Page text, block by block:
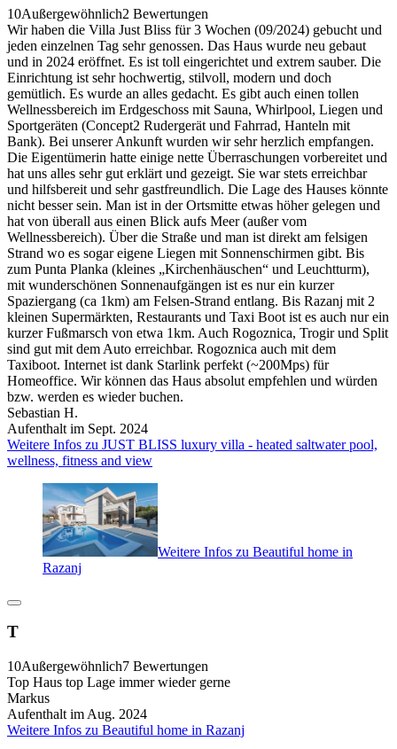
10Außergewöhnlich2 Bewertungen
Wir haben die Villa Just Bliss für 3 Wochen (09/2024) gebucht und
jeden einzelnen Tag sehr genossen. Das Haus wurde neu gebaut
und in 2024 eröffnet. Es ist toll eingerichtet und extrem sauber. Die
Einrichtung ist sehr hochwertig, stilvoll, modern und doch
gemütlich. Es wurde an alles gedacht. Es gibt auch einen tollen
Wellnessbereich im Erdgeschoss mit Sauna, Whirlpool, Liegen und
Sportgeräten (Concept2 Rudergerät und Fahrrad, Hanteln mit
Bank). Bei unserer Ankunft wurden wir sehr herzlich empfangen.
Die Eigentümerin hatte einige nette Überraschungen vorbereitet und
hat uns alles sehr gut erklärt und gezeigt. Sie war stets erreichbar
und hilfsbereit und sehr gastfreundlich. Die Lage des Hauses könnte
nicht besser sein. Man ist in der Ortsmitte etwas höher gelegen und
hat von überall aus einen Blick aufs Meer (außer vom
Wellnessbereich). Über die Straße und man ist direkt am felsigen
Strand wo es sogar eigene Liegen mit Sonnenschirmen gibt. Bis
zum Punta Planka (kleines „Kirchenhäuschen“ und Leuchtturm),
mit wunderschönen Sonnenaufgängen ist es nur ein kurzer
Spaziergang (ca 1km) am Felsen-Strand entlang. Bis Razanj mit 2
kleinen Supermärkten, Restaurants und Taxi Boot ist es auch nur ein
kurzer Fußmarsch von etwa 1km. Auch Rogoznica, Trogir und Split
sind gut mit dem Auto erreichbar. Rogoznica auch mit dem
Taxiboot. Internet ist dank Starlink perfekt (~200Mps) für
Homeoffice. Wir können das Haus absolut empfehlen und würden
bzw. werden es wieder buchen.
Sebastian H.
Aufenthalt im Sept. 2024
Weitere Infos zu JUST BLISS luxury villa - heated saltwater pool,
wellness, fitness and view
Weitere Infos zu Beautiful home in
Razanj
T
10Außergewöhnlich7 Bewertungen
Top Haus top Lage immer wieder gerne
Markus
Aufenthalt im Aug. 2024
Weitere Infos zu Beautiful home in Razanj